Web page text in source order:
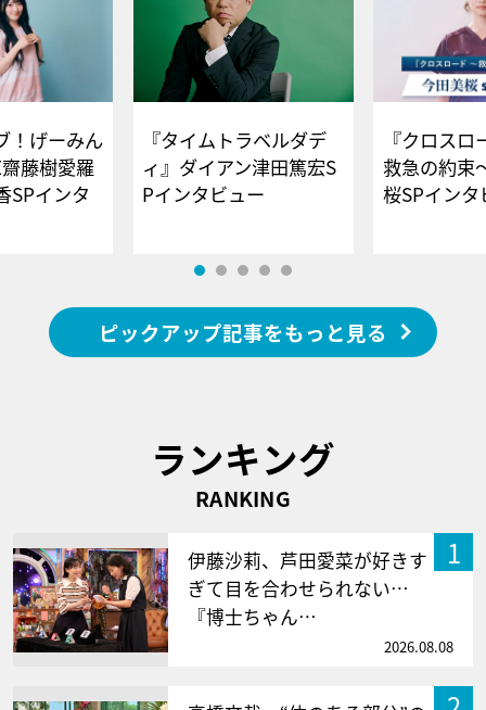
！げーみん
藤樹愛羅
SPインタ
『タイムトラベルダデ
ィ』ダイアン津田篤宏S
Pインタビュー
『クロス
救急の約束
桜SPイ
ピックアップ記事をもっと見る
ランキング
RANKING
1
伊藤沙莉、芦田愛菜が好きす
ぎて目を合わせられない…
『博士ちゃん…
2026.08.08